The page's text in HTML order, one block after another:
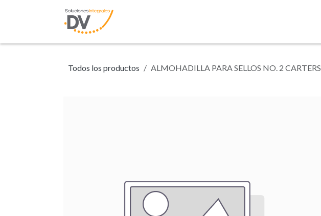
Todos los productos ALMOHADILLA PARA SELLOS NO. 2 CARTERS